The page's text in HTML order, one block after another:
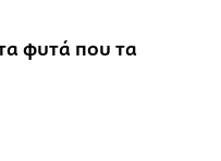
φυτά που τα